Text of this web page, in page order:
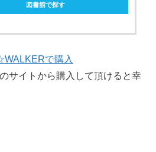
図書館で探す
で購入
サイトから購入して頂けると幸